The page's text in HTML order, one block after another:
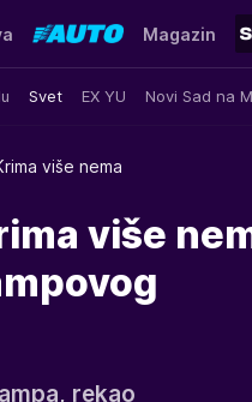
Svet EX YU Novi Sad na
Magazin
više nema
više
rekao